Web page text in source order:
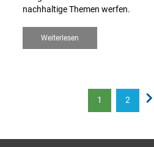
nachhaltige Themen werfen.
Weiterlesen
1 2